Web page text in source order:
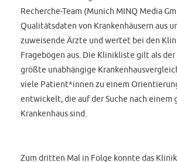
Recherche-Team (Munich MINQ Media
Qualitätsdaten von Krankenhäusern aus
zuweisende Ärzte und wertet bei den
Fragebögen aus. Die Klinikliste gilt als
größte unabhängige
viele Patient*innen zu einem
entwickelt, die auf der Suche nach einem
Krankenhaus sind.
Zum dritten Mal in Folge konnte das